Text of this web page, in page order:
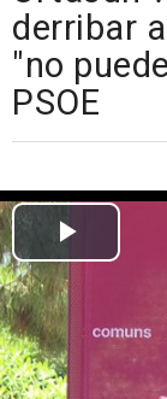
derribar
"no
PSOE